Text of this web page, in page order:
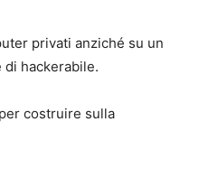
privati ​​anziché su un
di hackerabile.
costruire sulla